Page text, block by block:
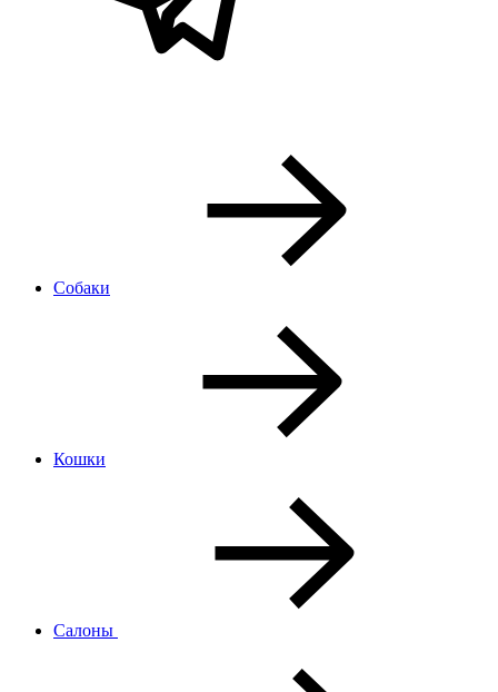
Собаки
Кошки
Салоны